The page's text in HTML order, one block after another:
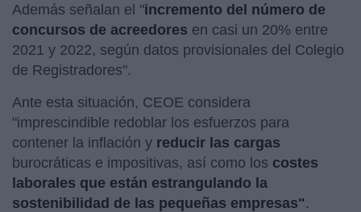
Además señalan el "incremento del número de
concursos de acreedores en casi un 20% entre
2021 y 2022, según datos provisionales del Colegio
de Registradores".
Ante esta situación, CEOE considera
"imprescindible redoblar los esfuerzos para
contener la inflación y reducir las cargas
burocráticas e impositivas, así como los costes
laborales que están estrangulando la
sostenibilidad de las pequeñas empresas" .